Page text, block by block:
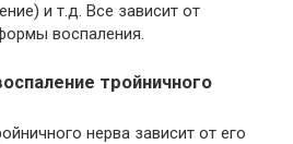
и т.д. Все зависит от
воспаления.
тройничного
нерва зависит от его